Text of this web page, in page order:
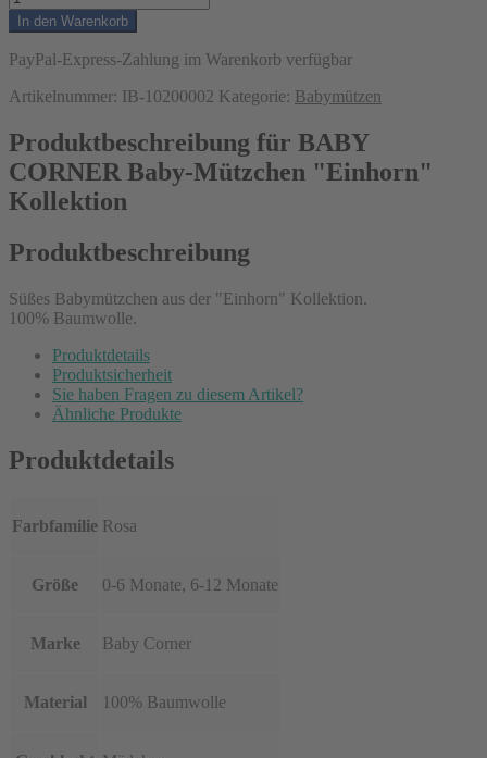
In den Warenkorb
PayPal-Express-Zahlung im Warenkorb verfügbar
Artikelnummer: IB-10200002 Kategorie: Babymützen
Produktbeschreibung für BABY
CORNER Baby-Mützchen "Einhorn"
Kollektion
Produktbeschreibung
Süßes Babymützchen aus der "Einhorn" Kollektion.
100% Baumwolle.
Produktdetails
Produktsicherheit
Sie haben Fragen zu diesem Artikel?
Ähnliche Produkte
Produktdetails
Farbfamilie Rosa
Größe 0-6 Monate, 6-12 Monate
Marke Baby Corner
Material 100% Baumwolle